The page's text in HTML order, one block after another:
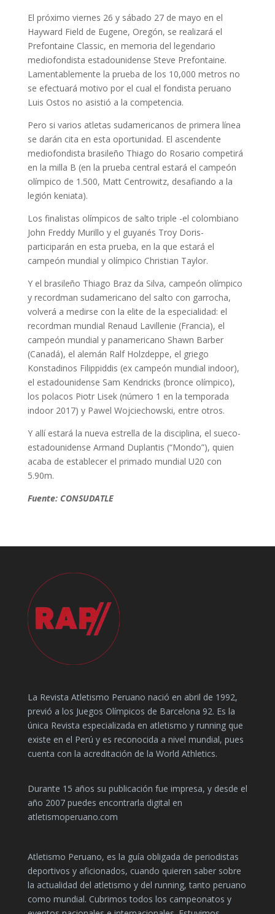
El próximo viernes 26 y sábado 27 de mayo en el
Hayward Field de Eugene, Oregón, se realizará el
Prefontaine Classic, en memoria del legendario
mediofondista estadounidense Steve Prefontaine.
Lamentablemente la prueba de los 10,000 metros no
se efectuará motivo por el cual el fondista peruano
Luis Ostos no asistió a la competencia.
Pero si varios atletas sudamericanos de primera línea
se darán cita en esta oportunidad. El ascendente
mediofondista brasileño Thiago do Rosario competirá
en la milla B (en la prueba central estará el campeón
olímpico de 1.500, Matt Centrowitz, desafiando a la
legión keniata).
Los finalistas olímpicos de salto triple -el colombiano
John Freddy Murillo y el guyanés Troy Doris-
participarán en esta prueba, en la que estará el
campeón mundial y olímpico Christian Taylor.
Y el brasileño Thiago Braz da Silva, campeón olímpico
y recordman sudamericano del salto con garrocha,
volverá a medirse con la elite de la especialidad: el
recordman mundial Renaud Lavillenie (Francia), el
campeón mundial y panamericano Shawn Barber
(Canadá), el alemán Ralf Holzdeppe, el griego
Konstadinos Filippiddis (ex campeón mundial indoor),
el estadounidense Sam Kendricks (bronce olímpico),
los polacos Piotr Lisek (número 1 en la temporada
indoor 2017) y Pawel Wojciechowski, entre otros.
Y allí estará la nueva estrella de la disciplina, el sueco-
estadounidense Armand Duplantis (“Mondo”), quien
acaba de establecer el primado mundial U20 con
5.90m.
Fuente: CONSUDATLE
La Revista Atletismo Peruano nació en abril de 1992,
previó a los Juegos Olímpicos de Barcelona 92. Es la
única Revista especializada en atletismo y running que
existe en el Perú y es reconocida a nivel mundial, pues
cuenta con la acreditación de la World Athletics.
Durante 15 años su publicación fue impresa, y desde el
año 2007 puedes encontrarla digital en
atletismoperuano.com
Atletismo Peruano, es la guía obligada de periodistas
deportivos y aficionados, cuando quieren saber sobre
la actualidad del atletismo y del running, tanto peruano
como mundial. Cubrimos todos los campeonatos y